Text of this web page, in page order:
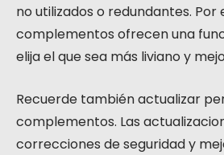
no utilizados o redundantes. Por
complementos ofrecen una
elija el que sea más liviano y
Recuerde también actualizar
complementos. Las
correcciones de seguridad y